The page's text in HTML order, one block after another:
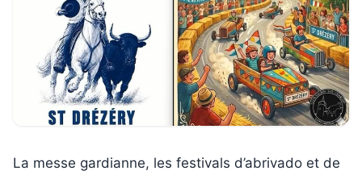
La messe gardianne, les festivals d’abrivado et de